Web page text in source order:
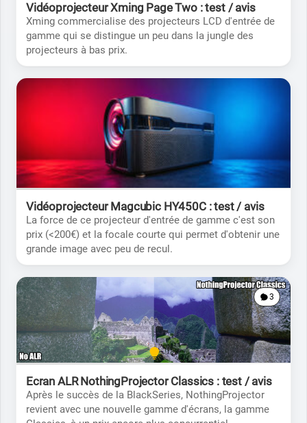
Vidéoprojecteur Xming Page Two : test / avis
Xming commercialise des projecteurs LCD d'entrée de
gamme qui se distingue un peu dans la jungle des
projecteurs à bas prix.
Vidéoprojecteur Magcubic HY450C : test / avis
La force de ce projecteur d'entrée de gamme c'est son
prix (<200€) et la focale courte qui permet d'obtenir une
grande image avec peu de recul.
3
Ecran ALR NothingProjector Classics : test / avis
Après le succès de la BlackSeries, NothingProjector
revient avec une nouvelle gamme d'écrans, la gamme